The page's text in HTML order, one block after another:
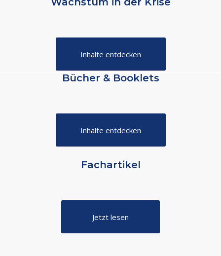
Inhalte entdecken
Bücher & Booklets
Inhalte entdecken
Fachartikel
Jetzt lesen